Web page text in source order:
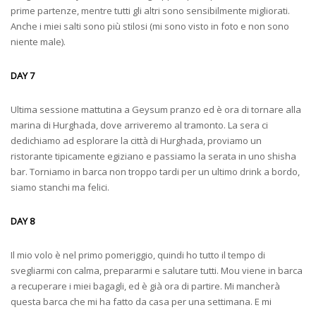
prime partenze, mentre tutti gli altri sono sensibilmente migliorati.
Anche i miei salti sono più stilosi (mi sono visto in foto e non sono
niente male).
DAY 7
Ultima sessione mattutina a Geysum pranzo ed è ora di tornare alla
marina di Hurghada, dove arriveremo al tramonto. La sera ci
dedichiamo ad esplorare la città di Hurghada, proviamo un
ristorante tipicamente egiziano e passiamo la serata in uno shisha
bar. Torniamo in barca non troppo tardi per un ultimo drink a bordo,
siamo stanchi ma felici.
DAY 8
Il mio volo è nel primo pomeriggio, quindi ho tutto il tempo di
svegliarmi con calma, prepararmi e salutare tutti. Mou viene in barca
a recuperare i miei bagagli, ed è già ora di partire. Mi mancherà
questa barca che mi ha fatto da casa per una settimana. E mi